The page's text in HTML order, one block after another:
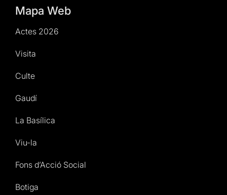
Mapa Web
Actes 2026
Visita
Culte
Gaudí
La Basílica
Viu-la
Fons d’Acció Social
Botiga